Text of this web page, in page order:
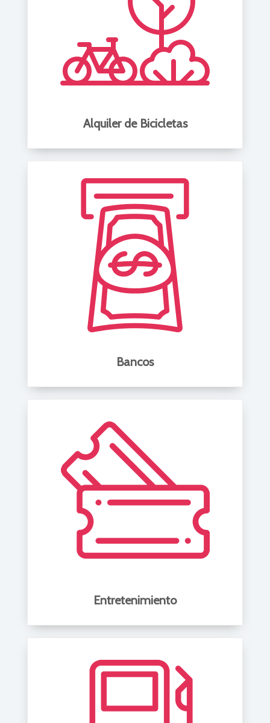
Alquiler de Bicicletas
Bancos
Entretenimiento